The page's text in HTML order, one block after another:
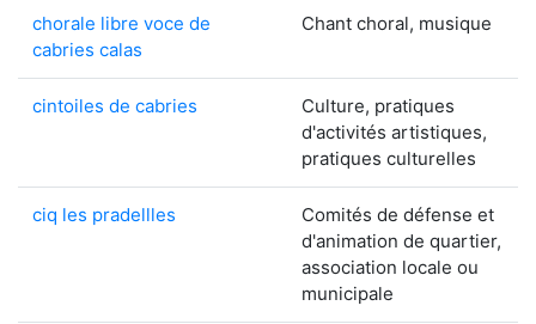
chorale libre voce de
cabries calas
Chant choral, musique
cintoiles de cabries
Culture, pratiques
d'activités artistiques,
pratiques culturelles
ciq les pradellles
Comités de défense et
d'animation de quartier,
association locale ou
municipale